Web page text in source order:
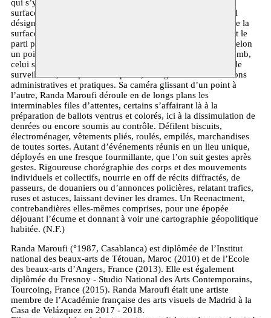
qui s’y déploient. Le cadre ? Une frontière figurée par une
surface plane à la théâtralité assumée, avec marquage au sol
désignant les fonctions et les zones, évoquant par sa grisaille la
surface vide d’un tableau d’école en attente d’inscription. Et le
parti pris, un lent ballet, avec ses rituels, restitué au regard selon
un point de vue dédoublé : à hauteur humaine, et, en surplomb,
celui structurant des cartographes comme des hélicoptères de
surveillance, indiquant les espaces, soulignant les distributions
administratives et pratiques. Sa caméra glissant d’un point à
l’autre, Randa Maroufi déroule en de longs plans les
interminables files d’attentes, certains s’affairant là à la
préparation de ballots ventrus et colorés, ici à la dissimulation de
denrées ou encore soumis au contrôle. Défilent biscuits,
électroménager, vêtements pliés, roulés, empilés, marchandises
de toutes sortes. Autant d’événements réunis en un lieu unique,
déployés en une fresque fourmillante, que l’on suit gestes après
gestes. Rigoureuse chorégraphie des corps et des mouvements
individuels et collectifs, nourrie en off de récits diffractés, de
passeurs, de douaniers ou d’annonces policières, relatant trafics,
ruses et astuces, laissant deviner les drames. Un Reenactment,
contrebandières elles-mêmes comprises, pour une épopée
déjouant l’écume et donnant à voir une cartographie géopolitique
habitée. (N.F.)
Randa Maroufi (°1987, Casablanca) est diplômée de l’Institut
national des beaux-arts de Tétouan, Maroc (2010) et de l’Ecole
des beaux-arts d’Angers, France (2013). Elle est également
diplômée du Fresnoy - Studio National des Arts Contemporains,
Tourcoing, France (2015). Randa Maroufi était une artiste
membre de l’Académie française des arts visuels de Madrid à la
Casa de Velázquez en 2017 - 2018.